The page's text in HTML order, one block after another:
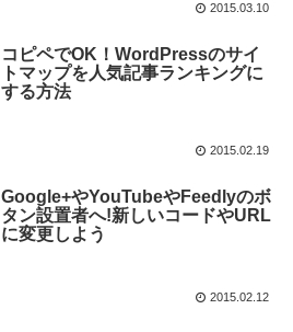
2015.03.10
コピペでOK！WordPressのサイ
トマップを人気記事ランキングに
する方法
2015.02.19
Google+やYouTubeやFeedlyのボ
タン設置者へ!新しいコードやURL
に変更しよう
2015.02.12